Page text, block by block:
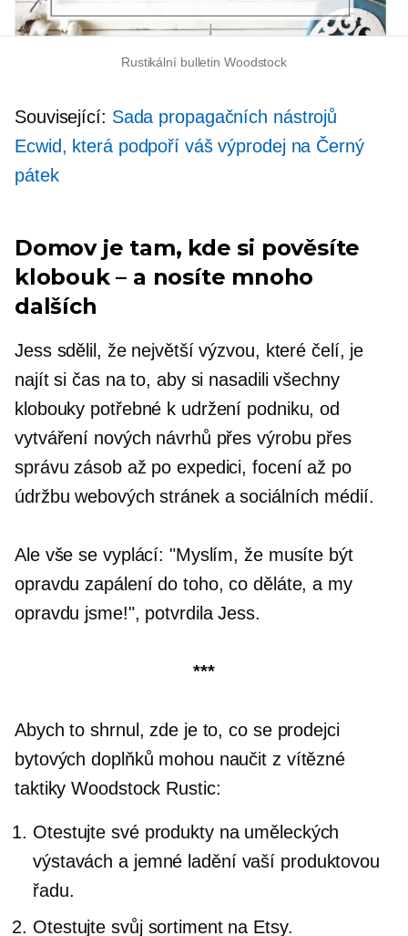
Rustikální bulletin Woodstock
Související: Sada propagačních nástrojů
Ecwid, která podpoří váš výprodej na Černý
pátek
Domov je tam, kde si pověsíte
klobouk – a nosíte mnoho
dalších
Jess sdělil, že největší výzvou, které čelí, je
najít si čas na to, aby si nasadili všechny
klobouky potřebné k udržení podniku, od
vytváření nových návrhů přes výrobu přes
správu zásob až po expedici, focení až po
údržbu webových stránek a sociálních médií.
Ale vše se vyplácí: "Myslím, že musíte být
opravdu zapálení do toho, co děláte, a my
opravdu jsme!", potvrdila Jess.
***
Abych to shrnul, zde je to, co se prodejci
bytových doplňků mohou naučit z vítězné
taktiky Woodstock Rustic:
Otestujte své produkty na uměleckých
výstavách a jemné laděnívaší produktovou
řadu.
Otestujte svůj sortiment na Etsy.